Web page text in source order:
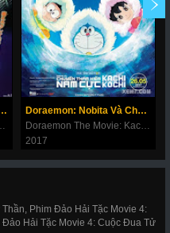
Những Con Thú Digimon Movie
Doraemon: Nobita Và Chuyến Thám Hiểm Nam Cực Kachi Kochi
2017
Phim Đảo Hải Tặc Movie 4:
Hải Tặc Movie 4: Cuộc Đua Tử